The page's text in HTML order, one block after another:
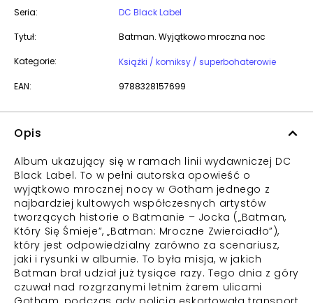
Seria:
DC Black Label
Tytuł: Batman. Wyjątkowo mroczna noc
Kategorie: Książki / komiksy / superbohaterowie
EAN: 9788328157699
Opis
Album ukazujący się w ramach linii wydawniczej DC
Black Label. To w pełni autorska opowieść o
wyjątkowo mrocznej nocy w Gotham jednego z
najbardziej kultowych współczesnych artystów
tworzących historie o Batmanie – Jocka („Batman,
Który Się Śmieje”, „Batman: Mroczne Zwierciadło”),
który jest odpowiedzialny zarówno za scenariusz,
jaki i rysunki w albumie. To była misja, w jakich
Batman brał udział już tysiące razy. Tego dnia z góry
czuwał nad rozgrzanymi letnim żarem ulicami